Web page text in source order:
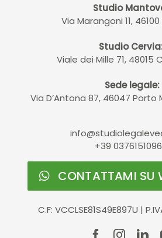
Studio
Via Marangoni 11,
Studio
Viale dei Mille 71, 48015
Sede legale:
Via D’Antona 87, 46047 Porto
+39
CONTATTAMI SU
C.F: VCCLSE81S49E897U |